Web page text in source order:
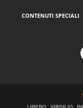
CONTENUTI SPECIALI